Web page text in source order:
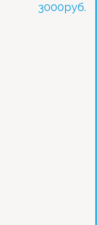
3000руб.